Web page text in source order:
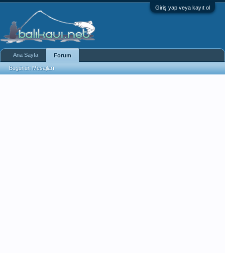
Giriş yap veya kayıt ol
Ana Sayfa Forum
Bugünün Mesajları